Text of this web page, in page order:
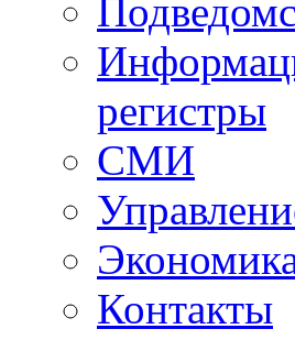
регистры
СМИ
Контакты